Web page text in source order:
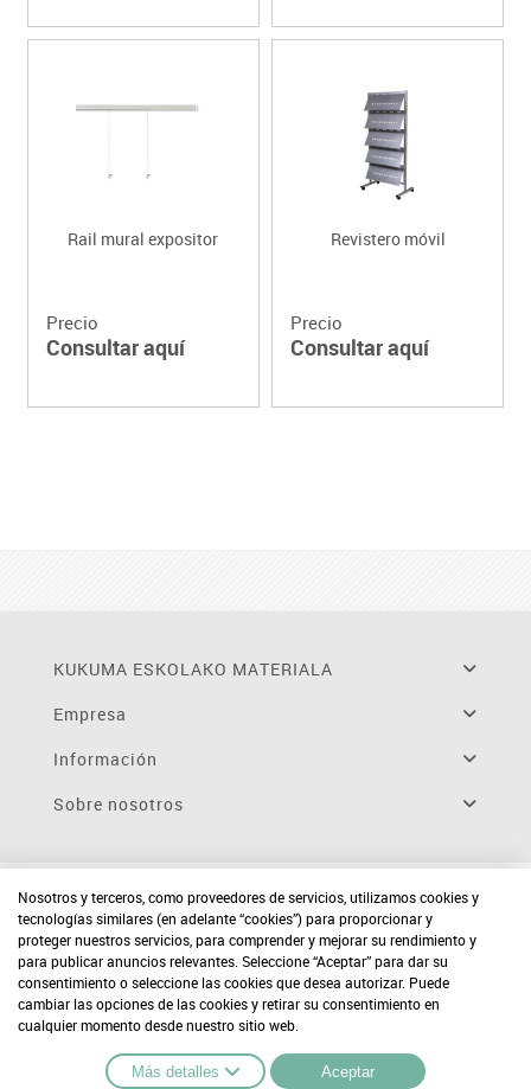
Rail mural expositor
Precio
Consultar aquí
Revistero móvil
Precio
Consultar aquí
KUKUMA ESKOLAKO MATERIALA
Empresa
Información
Sobre nosotros
Nosotros y terceros, como proveedores de servicios, utilizamos cookies y
tecnologías similares (en adelante “cookies”) para proporcionar y
proteger nuestros servicios, para comprender y mejorar su rendimiento y
para publicar anuncios relevantes. Seleccione “Aceptar” para dar su
consentimiento o seleccione las cookies que desea autorizar. Puede
cambiar las opciones de las cookies y retirar su consentimiento en
cualquier momento desde nuestro sitio web.
Más detalles Aceptar